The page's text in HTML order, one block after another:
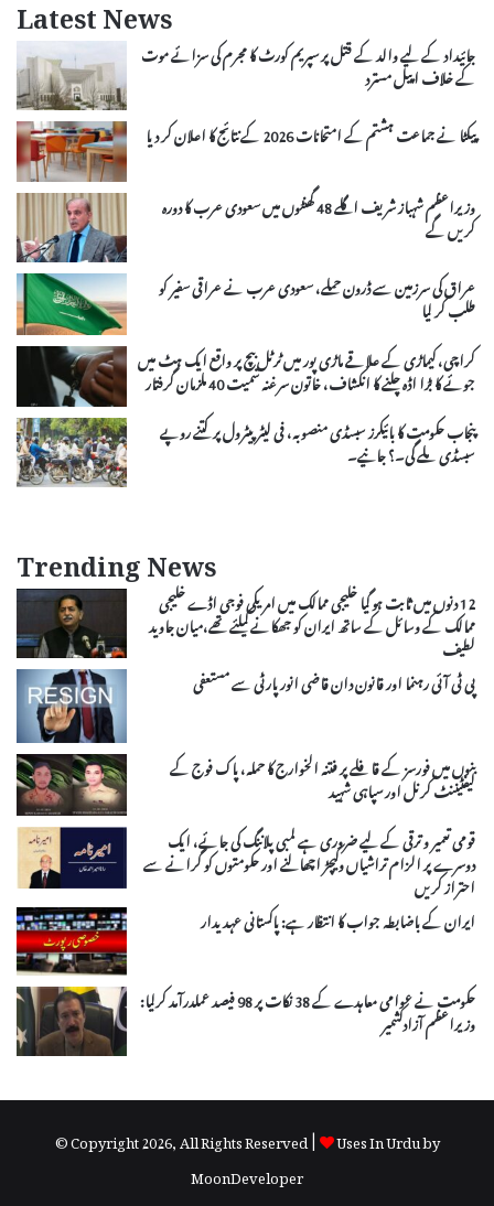
Latest News
جائیداد کے لیے والد کے قتل پر سپریم کورٹ کا مجرم کی سزائے موت
کے خلاف اپیل مسترد
پیکٹا نے جماعت ہشتم کے امتحانات 2026 کے نتائج کا اعلان کر دیا
وزیراعظم شہباز شریف اگلے 48 گھنٹوں میں سعودی عرب کا دورہ
کریں گے
عراق کی سرزمین سے ڈرون حملے، سعودی عرب نے عراقی سفیر کو
طلب کر لیا
کراچی، کیماڑی کے علاقے ماڑی پور میں ٹرٹل بیچ پر واقع ایک ہٹ میں
جوئے کا بڑا اڈہ چلنے کا انکشاف، خاتون سرغنہ سمیت 40 ملزمان گرفتار
پنجاب حکومت کا بائیکرز سبسڈی منصوبہ، فی لیٹر پیٹرول پر کتنے روپے
سبسڈی ملے گی۔؟ جانیے۔
Trending News
12 دنوں میں ثابت ہو گیا خلیجی ممالک میں امریکی فوجی اڈے خلیجی
ممالک کے وسائل کے ساتھ ایران کو جھکانے کیلئے تھے،میان جاوید
لطیف
پی ٹی آئی رہنما اور قانون دان قاضی انور پارٹی سے مستعفی
بنوں میں فورسز کے قافلے پر فتنہ الخوارج کا حملہ، پاک فوج کے
لیفٹیننٹ کرنل اور سپاہی شہید
قومی تعمیر و ترقی کے لیے ضروری ہے لمبی پلاننگ کی جائے، ایک
دوسرے پر الزام تراشیاں وکیچڑ اچھالنے اور حکومتوں کو گرانے سے
احتراز کریں
ایران کے باضابطہ جواب کا انتظار ہے: پاکستانی عہدیدار
حکومت نے عوامی معاہدے کے 38 نکات پر 98 فیصد عملدرآمد کرلیا:
وزیراعظم آزادکشمیر
© Copyright 2026, All Rights Reserved |
Uses In Urdu by
MoonDeveloper